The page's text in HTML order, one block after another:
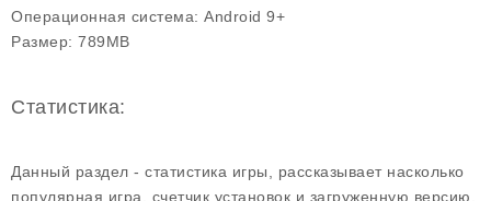
Операционная система: Android 9+
Размер: 789MB
Статистика:
Данный раздел - статистика игры, рассказывает насколько
популярная игра, счетчик установок и загруженную версию,